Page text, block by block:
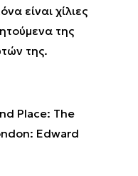
είναι χίλιες
της
της.
Place: The
Edward